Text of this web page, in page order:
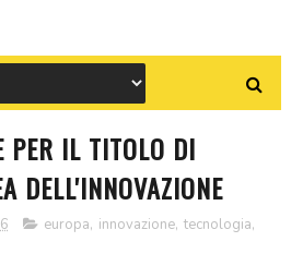
PER IL TITOLO DI
DELL'INNOVAZIONE
europa, innovazione, tecnologia,